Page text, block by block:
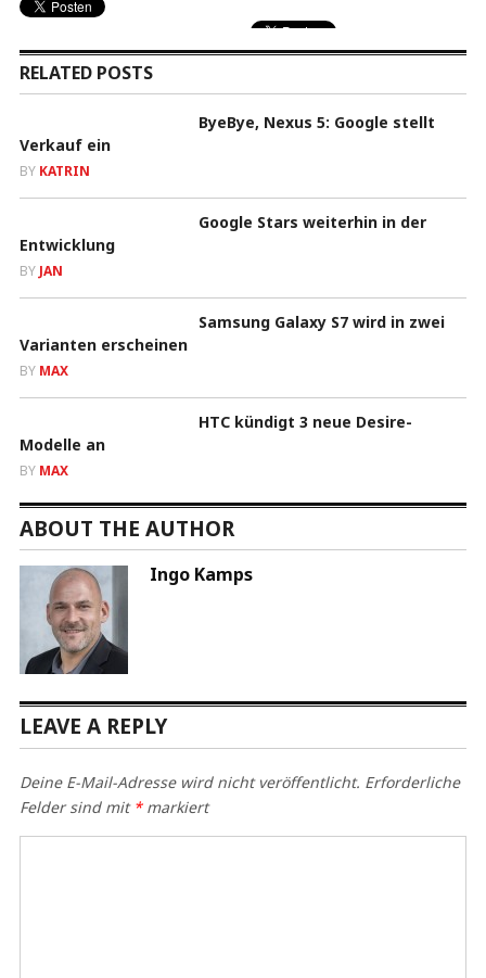
RELATED POSTS
ByeBye, Nexus 5: Google stellt
Verkauf ein
BY KATRIN
Google Stars weiterhin in der
Entwicklung
BY JAN
Samsung Galaxy S7 wird in zwei
Varianten erscheinen
BY MAX
HTC kündigt 3 neue Desire-
Modelle an
BY MAX
ABOUT THE AUTHOR
Ingo Kamps
LEAVE A REPLY
Deine E-Mail-Adresse wird nicht veröffentlicht. Erforderliche
Felder sind mit *markiert